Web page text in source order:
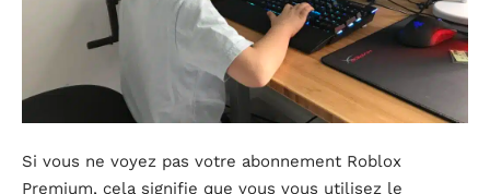
Si vous ne voyez pas votre abonnement Roblox
Premium, cela signifie que vous vous utilisez le